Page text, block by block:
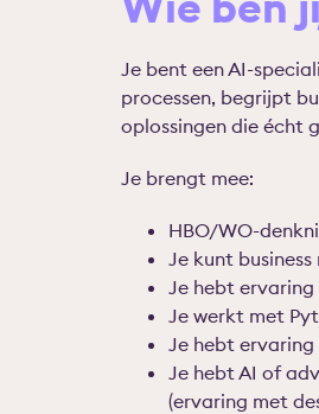
Je bent een AI-
processen, begrijpt
oplossingen die écht
Je brengt mee:
HBO/WO-
Je kunt
Je hebt
Je werkt met
Je hebt ervaring
Je hebt AI of
(ervaring met